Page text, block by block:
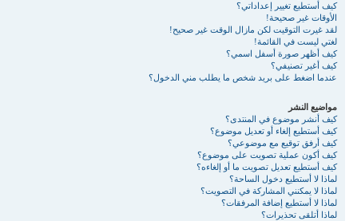
كيف أستطيع تغيير إعداداتي؟
الأوقات غير صحيحة!
لقد غيرت التوقيت لكن مازال الوقت غير صحيح!
لغتي ليست في القائمة!
كيف أظهر صورة أسفل اسمي؟
كيف أغير تصنيفي؟
عندما اضغط على بريد شخص ما يطلب مني الدخول؟
مواضيع النشر
كيف أنشر موضوع في المنتدى؟
كيف أستطيع إلغاء أو تعديل موضوع؟
كيف أرفق توقيع مع موضوعي؟
كيف أكون عملية تصويت على موضوع؟
كيف أستطيع تعديل تصويت ما أو إلغاءه؟
لماذا لا أستطيع دخول الساحة؟
لماذا لا يمكنني المشاركة في التصويت؟
لماذا لا أستطيع إضافة المرفقات؟
لماذا أتلقى تحذيرات؟